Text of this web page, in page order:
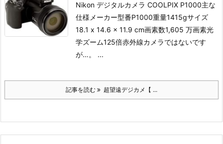
Nikon デジタルカメラ COOLPIX P1000主な
仕様 メーカー型番P1000重量‎1415gサイズ
18.1 x 14.6 x 11.9 cm画素数1,605 万画素光
学ズーム125倍赤外線カメラではないです
が…。 ...
記事を読む 超望遠デジカメ【 ...